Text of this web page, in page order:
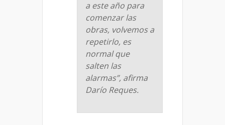
a este año para
comenzar las
obras, volvemos a
repetirlo, es
normal que
salten las
alarmas”, afirma
Darío Reques.